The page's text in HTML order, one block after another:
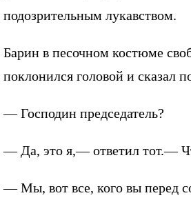
подозрительным лукавством.
Барин в песочном костюме
поклонился головой и сказал
— Господин председатель?
— Да, это я,— ответил тот.—
— Мы, вот все, кого вы перед